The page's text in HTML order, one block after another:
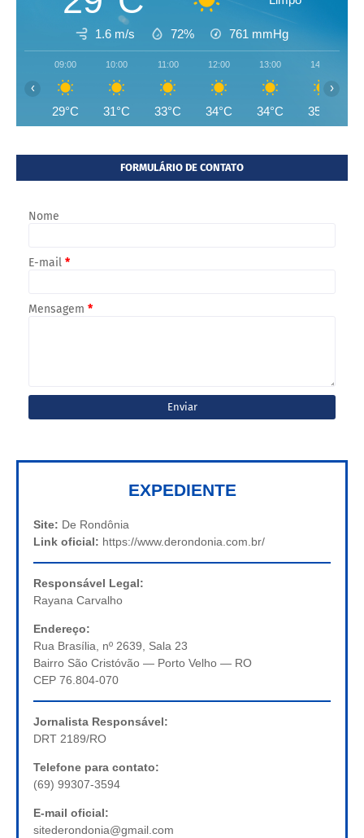
1.6 m/s 72% 761 mmHg
09:00
29°C
10:00
31°C
11:00
33°C
12:00
34°C
13:00
34°C
14:00
35°C
‹ ›
FORMULÁRIO DE CONTATO
Nome
E-mail *
Mensagem *
EXPEDIENTE
Site: De Rondônia
Link oficial: https://www.derondonia.com.br/
Responsável Legal:
Rayana Carvalho
Endereço:
Rua Brasília, nº 2639, Sala 23
Bairro São Cristóvão — Porto Velho — RO
CEP 76.804-070
Jornalista Responsável:
DRT 2189/RO
Telefone para contato:
(69) 99307-3594
E-mail oficial:
sitederondonia@gmail.com